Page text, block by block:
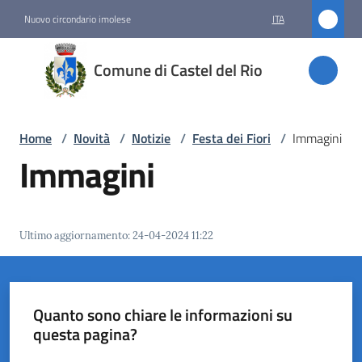
Nuovo circondario imolese ITA
Comune di Castel del Rio
Comune
di
Castel
Amministrazione
Novità
Menu selezionato
Servizi
Vivere
Home / Novità / Notizie / Festa dei Fiori / Immagini
Immagini
Ultimo aggiornamento:24-04-2024 11:22
Quanto sono chiare le informazioni su
questa pagina?